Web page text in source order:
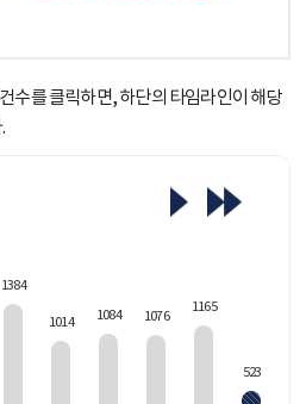
수를 클릭하면, 하단의 타임라인이 해당
1384
1014 1084 1076
1165
523